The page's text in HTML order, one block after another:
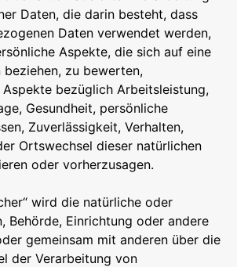
Daten, die darin besteht, dass
Daten verwendet werden,
Aspekte, die sich auf eine
beziehen, zu bewerten,
Aspekte bezüglich Arbeitsleistung,
Gesundheit, persönliche
Zuverlässigkeit, Verhalten,
Ortswechsel dieser natürlichen
oder vorherzusagen.
wird die natürliche oder
Behörde, Einrichtung oder andere
gemeinsam mit anderen über die
der Verarbeitung von